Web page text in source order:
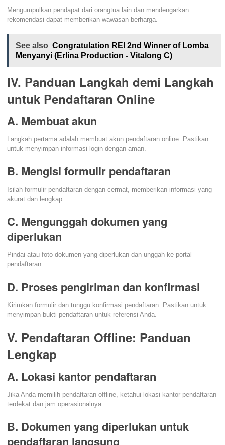
Mengumpulkan pendapat dari orangtua lain dan mendengarkan
rekomendasi dapat memberikan wawasan berharga.
See also Congratulation REI 2nd Winner of Lomba
Menyanyi (Erlina Production - Vitalong C)
IV. Panduan Langkah demi Langkah
untuk Pendaftaran Online
A. Membuat akun
Langkah pertama adalah membuat akun pendaftaran online. Pastikan
untuk menyimpan informasi login dengan aman.
B. Mengisi formulir pendaftaran
Isilah formulir pendaftaran dengan cermat, memberikan informasi yang
akurat dan lengkap.
C. Mengunggah dokumen yang
diperlukan
Pindai atau foto dokumen yang diperlukan dan unggah ke portal
pendaftaran.
D. Proses pengiriman dan konfirmasi
Kirimkan formulir dan tunggu konfirmasi pendaftaran. Pastikan untuk
menyimpan bukti pendaftaran untuk referensi Anda.
V. Pendaftaran Offline: Panduan
Lengkap
A. Lokasi kantor pendaftaran
Jika Anda memilih pendaftaran offline, ketahui lokasi kantor pendaftaran
terdekat dan jam operasionalnya.
B. Dokumen yang diperlukan untuk
pendaftaran langsung